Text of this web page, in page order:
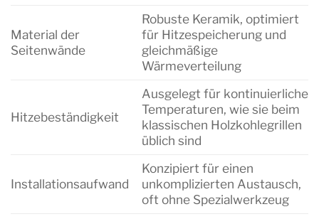
Material der
Seitenwände
Robuste Keramik, optimiert
für Hitzespeicherung und
gleichmäßige
Wärmeverteilung
Hitzebeständigkeit
Ausgelegt für kontinuierliche
Temperaturen, wie sie beim
klassischen Holzkohlegrillen
üblich sind
Installationsaufwand
Konzipiert für einen
unkomplizierten Austausch,
oft ohne Spezialwerkzeug